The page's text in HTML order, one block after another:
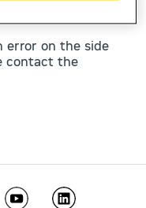
error on the side
contact the